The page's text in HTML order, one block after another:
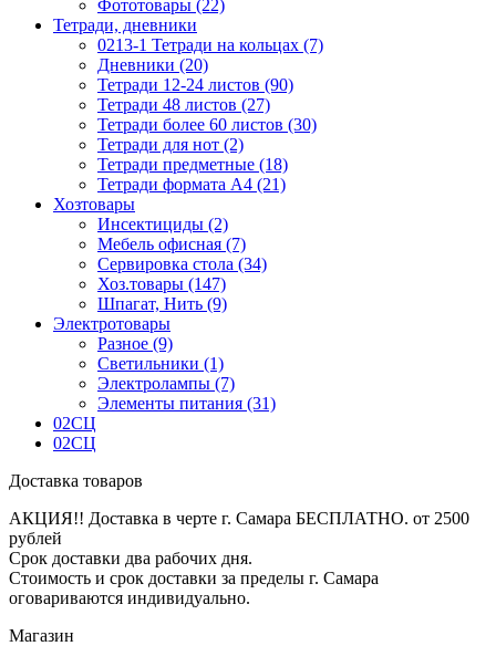
Фототовары (22)
Тетради, дневники
0213-1 Тетради на кольцах (7)
Дневники (20)
Тетради 12-24 листов (90)
Тетради 48 листов (27)
Тетради более 60 листов (30)
Тетради для нот (2)
Тетради предметные (18)
Тетради формата А4 (21)
Хозтовары
Инсектициды (2)
Мебель офисная (7)
Сервировка стола (34)
Хоз.товары (147)
Шпагат, Нить (9)
Электротовары
Разное (9)
Светильники (1)
Электролампы (7)
Элементы питания (31)
02СЦ
02СЦ
Доставка товаров
АКЦИЯ!! Доставка в черте г. Самара БЕСПЛАТНО. от 2500
рублей
Срок доставки два рабочих дня.
Стоимость и срок доставки за пределы г. Самара
оговариваются индивидуально.
Магазин